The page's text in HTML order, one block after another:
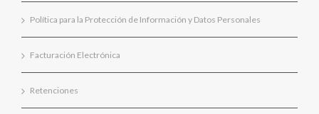
Política para la Protección de Información y Datos Personales
Facturación Electrónica
Retenciones